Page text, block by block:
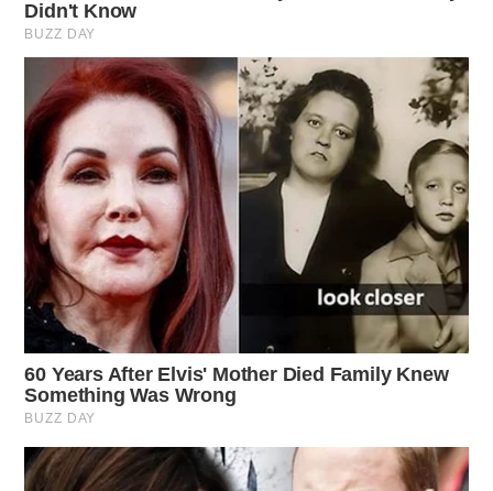
Utilizzare strumenti sporchi o non affilati, che possono
danneggiare i tessuti delle piante.
Non rispettare le condizioni climatiche, potando durante
le gelate o in giornate di pioggia.
In sintesi, la potatura è una pratica fondamentale per
garantire fioriture rigogliose e una crescita sana delle
piante. Evitare ritardi nella potatura aiuta a preservare
l’estetica e la salute del giardino. Per approfondire
ulteriormente questo tema, scopri di più sulla potatura
visitando questo articolo .